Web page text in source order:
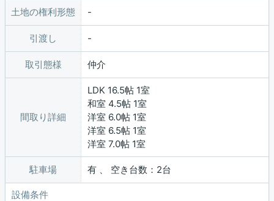
土地の権利形態
引渡し
取引態様 仲介
間取り詳細
LDK 16.5帖 1室
和室 4.5帖 1室
洋室 6.0帖 1室
洋室 6.5帖 1室
洋室 7.0帖 1室
駐車場 有 、 空き台数：2台
設備条件